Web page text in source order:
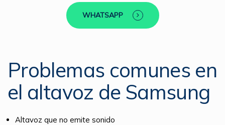
WHATSAPP
Problemas comunes en
el altavoz de Samsung
Altavoz que no emite sonido